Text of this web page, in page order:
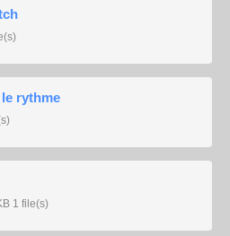
rythme
1 file(s)